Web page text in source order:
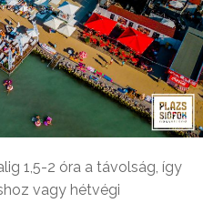
1,5-2 óra a távolság, így
vagy hétvégi